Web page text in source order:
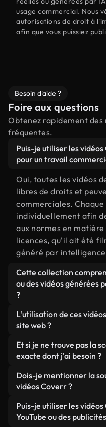
usage commercial. Nous
autorisations de droit à
afin que vous puissiez
Besoin d'aide ?
Foire aux questions
Obtenez rapidement des
fréquentes.
Puis-je utiliser les
pour un travail
Oui, toutes les vidéos
libres de droits et
commerciales.
individuellement afin
aux normes en
licences, qu'il ait été
généré par
Cette collection
ou des vidéos générées
?
Les deux. Il s'agit
composée de
vidéos générées par
clairement identifiée
toujours ce que vous
L'utilisation de ces
site web ?
Sauf si vous choisissez
Nous proposons des
ils conservent une
minimisant les temps
améliorant des
Et si je ne trouve pas la
exacte dont j'ai besoin ?
Vous pouvez en créer
Coverr AI Studio. Il
soleil », et le Studio
secondes une vidéo
Dois-je mentionner la
vidéos Coverr ?
Aucune attribution
de notre bibliothèque
Puis-je utiliser les
YouTube ou des